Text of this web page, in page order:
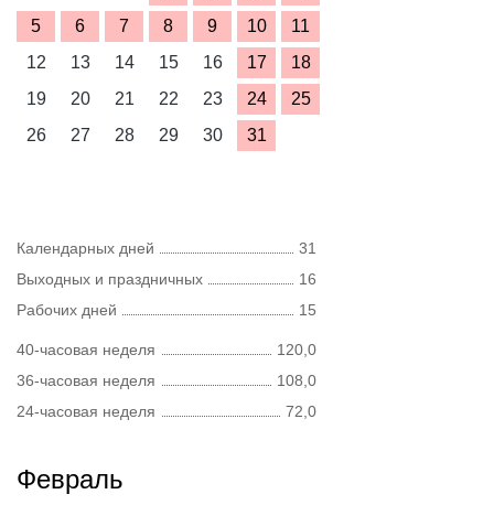
5
6 7 8 9 10
11
12
13 14 15 16 17
18
19
20 21 22 23 24
25
26
27 28 29 30 31
Календарных дней
31
Выходных и праздничных
16
Рабочих дней
15
40-часовая неделя
120,0
36-часовая неделя
108,0
24-часовая неделя
72,0
Февраль